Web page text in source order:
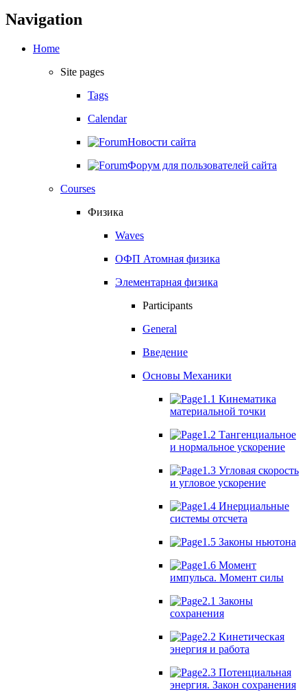
Navigation
Home
Site pages
Tags
Calendar
Новости сайта
Форум для пользователей сайта
Courses
Физика
Waves
ОФП Атомная физика
Элементарная физика
Participants
General
Введение
Основы Механики
1.1 Кинематика
материальной точки
1.2 Тангенциальное
и нормальное ускорение
1.3 Угловая скорость
и угловое ускорение
1.4 Инерциальные
системы отсчета
1.5 Законы ньютона
1.6 Момент
импульса. Момент силы
2.1 Законы
сохранения
2.2 Кинетическая
энергия и работа
2.3 Потенциальная
энергия. Закон сохранения